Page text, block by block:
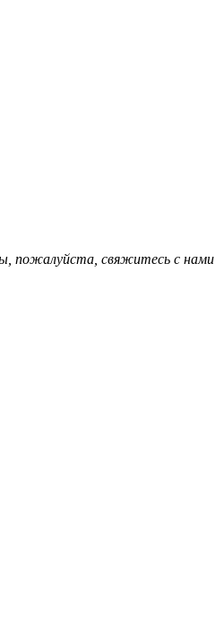
пожалуйста, свяжитесь с нами